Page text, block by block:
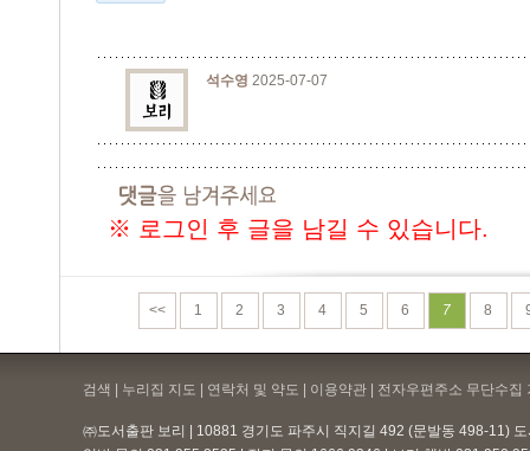
석수영 2025-07-07
※ 로그인 후 글을 남길 수 있습니다.
<< 1 2 3 4 5 6 7 8
검색 | 누리집 지도 | 연락처 및 약도 | 이용약관 | 전자우편주소 무단수집
㈜도서출판 보리 | 10881 경기도 파주시 직지길 492 (문발동 498-11)